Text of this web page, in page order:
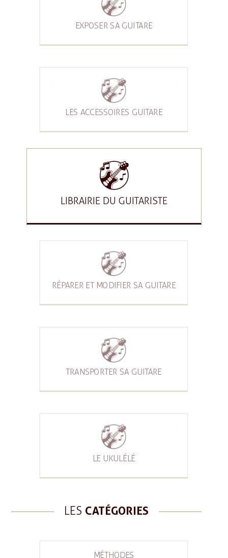
EXPOSER SA GUITARE
LES ACCESSOIRES GUITARE
LIBRAIRIE DU GUITARISTE
RÉPARER ET MODIFIER SA GUITARE
TRANSPORTER SA GUITARE
LE UKULÉLÉ
LES CATÉGORIES
MÉTHODES